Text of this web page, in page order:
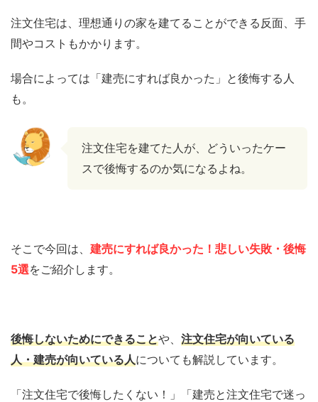
注文住宅は、理想通りの家を建てることができる反面、手
間やコストもかかります。
場合によっては「建売にすれば良かった」と後悔する人
も。
注文住宅を建てた人が、どういったケー
スで後悔するのか気になるよね。
そこで今回は、 建売にすれば良かった！悲しい失敗・後悔
5選をご紹介します。
後悔しないためにできることや、 注文住宅が向いている
人・建売が向いている人についても解説しています。
「注文住宅で後悔したくない！」「建売と注文住宅で迷っ